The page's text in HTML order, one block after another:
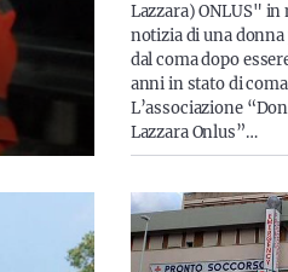
Lazzara) ONLUS" in
notizia di una
dal coma dopo
anni in stato di
L’associazione
Lazzara Onlus”…